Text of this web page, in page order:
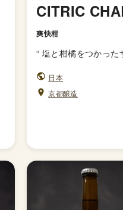
CITRIC
爽快柑
“塩と柑橘をつかった
日本
京都醸造